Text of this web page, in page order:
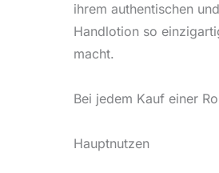
ihrem authentischen
Handlotion so
macht.
Bei jedem Kauf einer
Hauptnutzen